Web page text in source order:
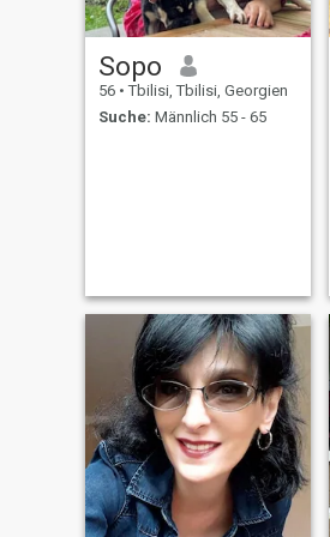
Sopo
56 • Tbilisi, Tbilisi, Georgien
Suche: Männlich 55 - 65